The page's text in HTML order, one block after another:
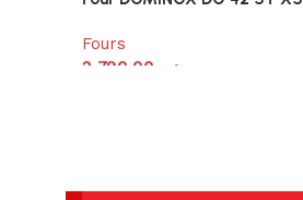
Fours
د.م. 2,790.00